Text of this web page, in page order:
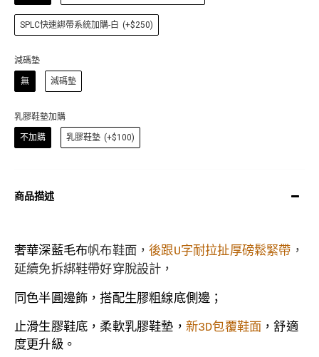
SPLC快速綁帶系統加購-白 (+$250)
減碼墊
無 減碼墊
乳膠鞋墊加購
不加購 乳膠鞋墊 (+$100)
商品描述
奢華深藍毛布帆布鞋面，後跟U字耐拉扯厚磅鬆緊帶 ，
延續免拆綁鞋帶好穿脫設計，
同色半圓邊飾，搭配生膠粗線底側邊；
止滑生膠鞋底， 柔軟乳膠鞋墊， 新3D包覆鞋面 ，舒適
度更升級。